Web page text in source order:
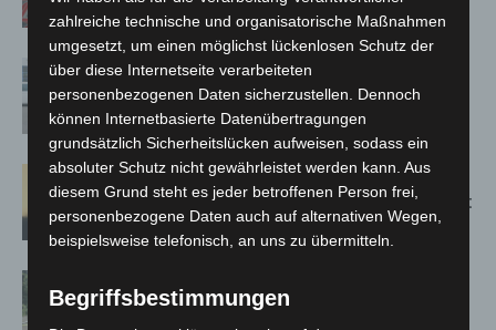
Bothfeld
Niedersachsen: Feuerwehrkräfte
kehren nach Waldbrandeinsatz aus
Spanien zurück
Hannover: Erste Tigermücken-
Population in Niedersachsen entdeckt
Neuwarmbüchen schnell eingedämmt
zahlreiche technische und organisatorische Maßnahmen
umgesetzt, um einen möglichst lückenlosen Schutz der
über diese Internetseite verarbeiteten
personenbezogenen Daten sicherzustellen. Dennoch
können Internetbasierte Datenübertragungen
grundsätzlich Sicherheitslücken aufweisen, sodass ein
absoluter Schutz nicht gewährleistet werden kann. Aus
diesem Grund steht es jeder betroffenen Person frei,
personenbezogene Daten auch auf alternativen Wegen,
beispielsweise telefonisch, an uns zu übermitteln.
Begriffsbestimmungen